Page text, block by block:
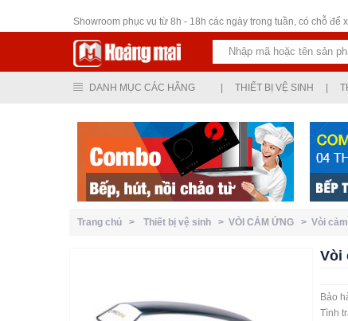
Showroom phục vụ từ 8h - 18h các ngày trong tuần, có chỗ để
DANH MỤC CÁC HÃNG THIẾT BỊ VỆ SINH
Trang chủ > Thiết bị vệ sinh > VÒI CẢM ỨNG > Vòi
Vòi
Bảo
Tình